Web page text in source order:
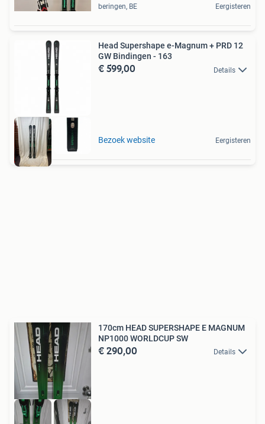
beringen, BE Eergisteren
Head Supershape e-Magnum + PRD 12
GW Bindingen - 163
€ 599,00 Details
Bezoek website Eergisteren
170cm HEAD SUPERSHAPE E MAGNUM
NP1000 WORLDCUP SW
€ 290,00 Details